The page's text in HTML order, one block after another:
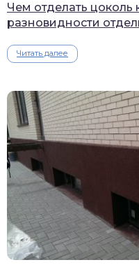
Чем отделать цоколь
разновидности
Читать далее